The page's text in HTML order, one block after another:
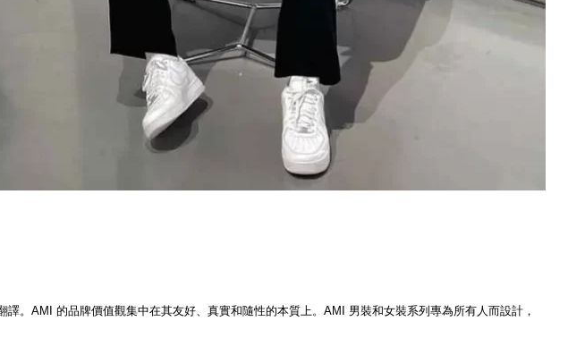
。AMI 的品牌價值觀集中在其友好、真實和隨性的本質上。AMI 男裝和女裝系列專為所有人而設計，